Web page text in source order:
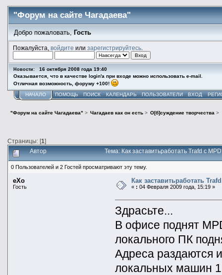
"Форум на сайте Чагадаева"
Добро пожаловать, Гость
Пожалуйста, войдите или зарегистрируйтесь.
Новости:
16 октября 2008 года 19:40
Оказывается, что в качестве login'а при входе можно использовать e-mail.
Отличная возможность, форуму +100!
НАЧАЛО ПОМОЩЬ ПОИСК КАЛЕНДАРЬ ПОЛЬЗОВАТЕЛИ ВХОД
"Форум на сайте Чагадаева" > Чагадаев как он есть > О[б]суждение творчества >
Страницы: [1]
Автор Тема: Как заставитьработать Trafd с
0 Пользователей и 2 Гостей просматривают эту тему.
eXo
Гость
Как заставитьработать
« : 04 Февраля 2009 года, 15:19 »
Здрасьте...
В офисе поднят
локального ПК
Адреса раздаются
локальных машин